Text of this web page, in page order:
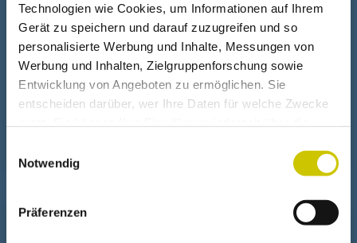
Technologien wie Cookies, um Informationen auf Ihrem
Gerät zu speichern und darauf zuzugreifen und so
personalisierte Werbung und Inhalte, Messungen von
Werbung und Inhalten, Zielgruppenforschung sowie
Entwicklung von Angeboten zu ermöglichen. Sie
entscheiden darüber, wer Ihre Daten für welche Zwecke
Trigger Symbol ändern oder widerrufen
Informationen über Ihre geografische Lage erfassen,
Notwendig
Präferenzen
Wasserlinse zum Kochen
Sat Schüssel glätten
Der Wasserlinsen Kochtest
+